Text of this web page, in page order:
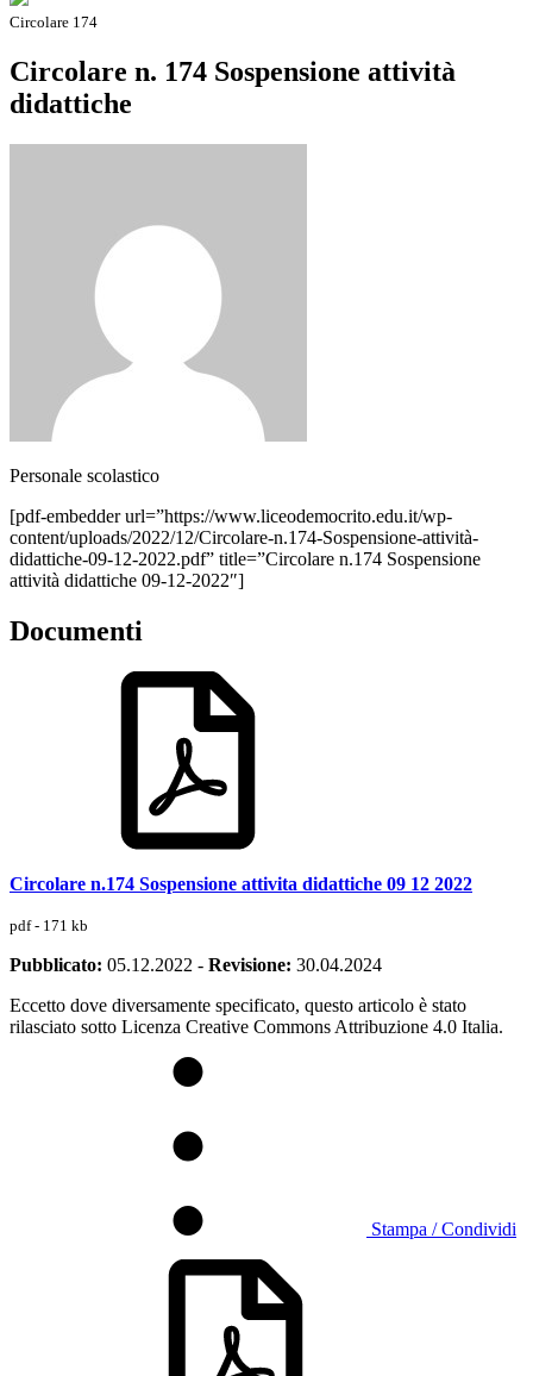
Circolare 174
Circolare n. 174 Sospensione attività
didattiche
Personale scolastico
[pdf-embedder url=”https://www.liceodemocrito.edu.it/wp-
content/uploads/2022/12/Circolare-n.174-Sospensione-attività-
didattiche-09-12-2022.pdf” title=”Circolare n.174 Sospensione
attività didattiche 09-12-2022″]
Documenti
Circolare n.174 Sospensione attivita didattiche 09 12 2022
pdf - 171 kb
Pubblicato: 05.12.2022 - Revisione: 30.04.2024
Eccetto dove diversamente specificato, questo articolo è stato
rilasciato sotto Licenza Creative Commons Attribuzione 4.0 Italia.
Stampa / Condividi